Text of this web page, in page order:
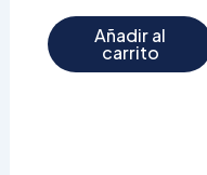
Añadir al
carrito